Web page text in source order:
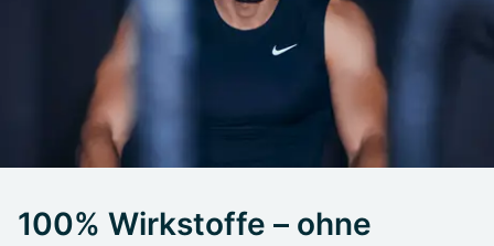
100% Wirkstoffe – ohne